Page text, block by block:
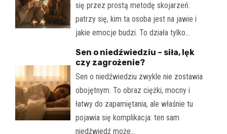
się przez prostą metodę skojarzeń:
patrzy się, kim ta osoba jest na jawie i
jakie emocje budzi. To działa tylko…
Sen o niedźwiedziu – siła, lęk
czy zagrożenie?
Sen o niedźwiedziu zwykle nie zostawia
obojętnym. To obraz ciężki, mocny i
łatwy do zapamiętania, ale właśnie tu
pojawia się komplikacja: ten sam
niedźwiedź może…